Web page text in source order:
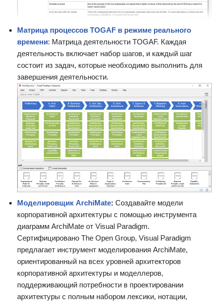
Матрица процессов TOGAF в режиме реального
времени: Матрица деятельности TOGAF. Каждая
деятельность включает набор шагов, и каждый шаг
состоит из задач, которые необходимо выполнить для
завершения деятельности.
Моделировщик ArchiMate: Создавайте модели
корпоративной архитектуры с помощью инструмента
диаграмм ArchiMate от Visual Paradigm.
Сертифицировано The Open Group, Visual Paradigm
предлагает инструмент моделирования ArchiMate,
ориентированный на всех уровней архитекторов
корпоративной архитектуры и моделлеров,
поддерживающий потребности в проектировании
архитектуры с полным набором лексики, нотации,